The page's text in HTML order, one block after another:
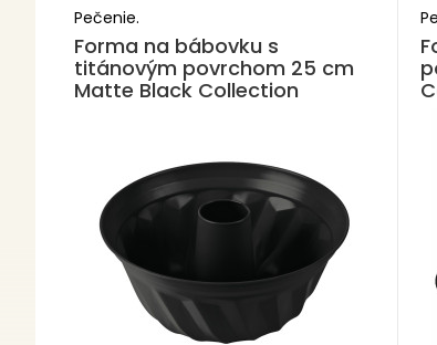
Pečenie.
Forma na bábovku s
titánovým povrchom 25 cm
Matte Black Collection